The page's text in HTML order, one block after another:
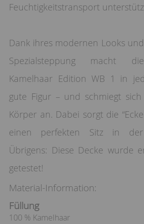
Feuchtigkeitstransport
Dank ihres modernen Looks
Spezialsteppung macht
Kamelhaar Edition WB 1 in
gute Figur – und schmiegt
Körper an. Dabei sorgt die
einen perfekten Sitz in der
Übrigens: Diese Decke wurde
getestet!
Material-Information:
Füllung
100 % Kamelhaar